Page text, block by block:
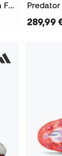
F50 Sparkfusion Elite FG/AG Damen Fußballschuhe
289,99